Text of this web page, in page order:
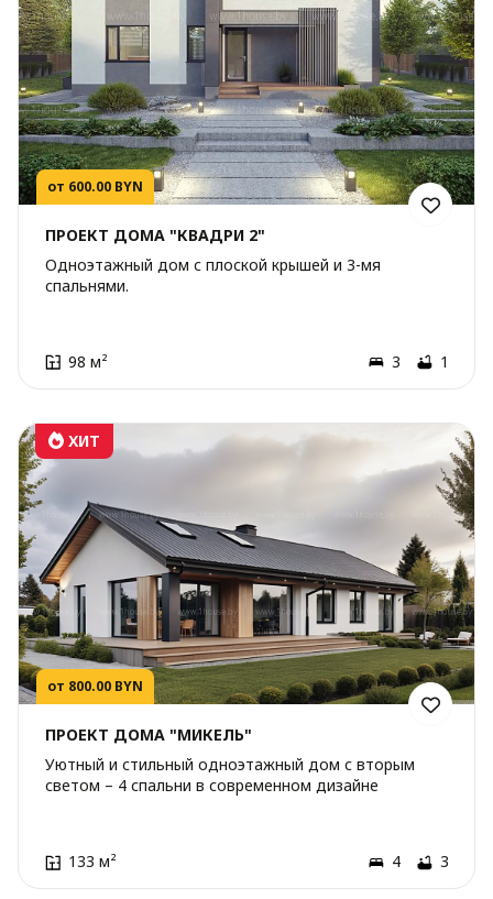
от 600.00 BYN
ПРОЕКТ ДОМА "КВАДРИ 2"
Одноэтажный дом с плоской крышей и 3-мя
спальнями.
98 м² 3 1
от 800.00 BYN
ХИТ
ПРОЕКТ ДОМА "МИКЕЛЬ"
Уютный и стильный одноэтажный дом с вторым
светом – 4 спальни в современном дизайне
133 м² 4 3